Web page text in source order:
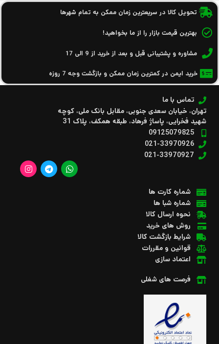
تحویل کالا در سریعترین زمان ممکن به تمام شهرها
بهترین قیمت بازار را از ما بخواهید!
مشاوره و پشتیبانی قبل و بعد از خرید از 9 الی 17
خرید ایمن در کمترین زمان ممکن و بازگشت وجه 7 روزه
تماس با ما
تهران، خیابان سعدی جنوبی، مقابل بانک ملی، کوچه
شهید فخرایی، پاساژ فرهاد، طبقه همکف، پلاک 31
09125079825
021-33970926
021-33970927
شماره کارت ها
شماره شبا ها
نحوه ارسال کالا
روش های خرید
شرایط بازگشت کالا
قوانین و مقررات
اعتماد سازی
فرصت های شغلی